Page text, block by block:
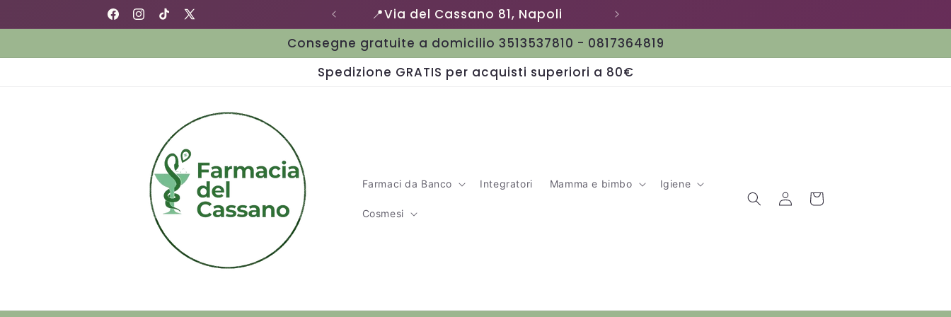
ai contenuti
FacebookInstagram
TikTokX
Farmacia del Cassano
📍Via del Cassano 81, Napoli
Consegne gratuite a domicilio 3513537810 - 0817364819
Spedizione GRATIS per acquisti superiori a 80€
Farmaci da Banco Integratori Mamma e bimbo Igiene
Cosmesi
Accedi Carrello